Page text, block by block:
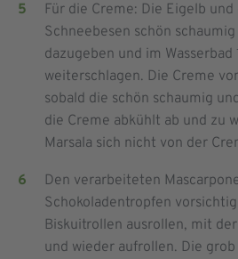
Für die Creme: Die Eigelb
Schneebesen schön
dazugeben und im
weiterschlagen. Die Creme
sobald die schön schaumig
die Creme abkühlt ab und zu
Marsala sich nicht von der
Den verarbeiteten
Schokoladentropfen
Biskuitrollen ausrollen, mit
und wieder aufrollen. Die